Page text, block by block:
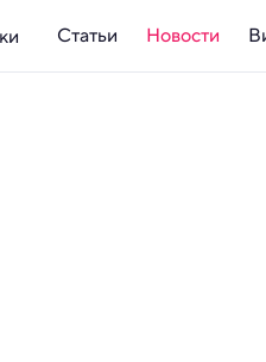
Статьи Новости